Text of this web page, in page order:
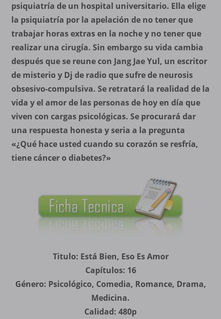
psiquiatría de un hospital universitario. Ella elige
la psiquiatría por la apelación de no tener que
trabajar horas extras en la noche y no tener que
realizar una cirugía. Sin embargo su vida cambia
después que se reune con Jang Jae Yul, un escritor
de misterio y Dj de radio que sufre de neurosis
obsesivo-compulsiva. Se retratará la realidad de la
vida y el amor de las personas de hoy en día que
viven con cargas psicológicas. Se procurará dar
una respuesta honesta y seria a la pregunta
«¿Qué hace usted cuando su corazón se resfría,
tiene cáncer o diabetes?»
Titulo: Está Bien, Eso Es Amor
Capítulos: 16
Género: Psicológico, Comedia, Romance, Drama,
Medicina.
Calidad: 480p